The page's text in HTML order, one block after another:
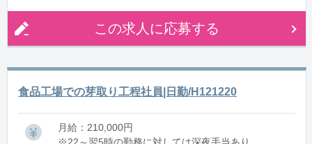
この求人に応募する
食品工場での芽取り工程社員|日勤/H121220
月給：210,000円